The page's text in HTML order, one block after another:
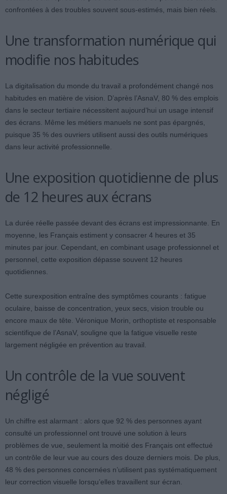
confrontées à des troubles souvent sous-estimés, mais bien réels.
Une transformation numérique qui
modifie nos habitudes
La digitalisation du monde du travail a profondément changé nos
habitudes en matière de vision. D’après l’AsnaV, 80 % des emplois
dans le secteur tertiaire nécessitent aujourd’hui un usage intensif
des écrans. Même les métiers manuels ne sont pas épargnés,
puisque 35 % des ouvriers utilisent aussi des outils numériques
dans leur activité professionnelle.
Une exposition quotidienne de plus
de 12 heures aux écrans
La durée réelle passée devant des écrans est impressionnante. En
moyenne, les Français estiment y consacrer 4 heures et 35
minutes par jour. Cependant, en combinant usage professionnel et
personnel, cette exposition dépasse souvent 12 heures
quotidiennes.
Cette surexposition entraîne des symptômes courants : fatigue
oculaire, baisse de concentration, yeux secs, vision trouble ou
encore maux de tête. Véronique Morin, orthoptiste et responsable
scientifique de l’AsnaV, souligne que la fatigue visuelle reste
largement négligée en prévention au travail.
Un contrôle de la vue souvent
négligé
Un chiffre est alarmant : alors que 92 % des personnes ayant
consulté un professionnel ont trouvé une solution à leurs
problèmes de vue, seulement la moitié des Français ont effectué
un contrôle de leur vue au cours des douze derniers mois. De plus,
48 % des personnes concernées n’utilisent pas systématiquement
leur correction visuelle lorsqu’elles travaillent sur écran.